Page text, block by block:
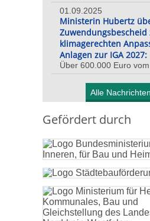
01.09.2025
Ministerin Hubertz
Zuwendungsbescheid
klimagerechten
Anlagen zur IGA 2027:
Über 600.000 Euro
Alle
Gefördert durch